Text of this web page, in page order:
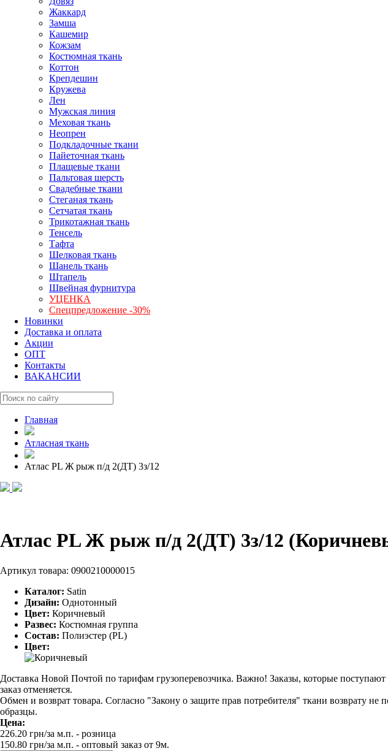
Жаккард
Замша
Кашемир
Кожзам
Костюмная ткань
Коттон
Крепдешин
Кружева
Лен
Мужская линия
Меховая ткань
Неопрен
Подкладочные ткани
Пайеточная ткань
Плащевые ткани
Пальтовая шерсть
Свадебные ткани
Стеганая ткань
Сетчатая ткань
Трикотажная ткань
Тенсель
Тафта
Шелковая ткань
Шанель ткань
Штапель
Швейная фурнитура
УЦЕНКА
Спецпредложение -30%
Новинки
Доставка и оплата
Акции
ОПТ
Контакты
ВАКАНСИИ
Главная
Атласная ткань
Атлас PL Ж рыж п/д 2(ДТ) 3з/12
Атлас PL Ж рыж п/д 2(ДТ) 3з/12
Артикул товара: 0900210000015
Каталог: Satin
Дизайн: Однотонный
Цвет: Коричневый
Развес: Костюмная группа
Состав: Полиэстер (PL)
Цвет:
Доставка Новой Почтой по тарифам грузоперевозчика. Важно! Заказы, которые
заказ отменяется.
Обмен и возврат товара. Согласно "Закону о защите прав потребителя" ткани возврату
образцы.
Цена:
226.20 грн/за м.п. - розница
150.80 грн/за м.п. - оптовый заказ от 9м.